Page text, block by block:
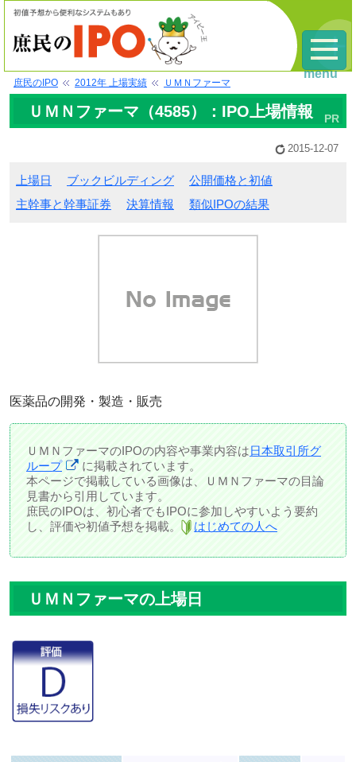
庶民のIPO 2012年 上場実績 ＵＭＮファーマ
ＵＭＮファーマ（4585）：IPO上場情報
2015-12-07
上場日 ブックビルディング
公開価格と初値
主幹事と幹事証券
決算情報 類似IPOの結果
医薬品の開発・製造・販売
ＵＭＮファーマのIPOの内容や事業内容は日本取引所グ
ループ
に掲載されています。
本ページで掲載している画像は、ＵＭＮファーマの目論
見書から引用しています。
庶民のIPOは、初心者でもIPOに参加しやすいよう要約
し、評価や初値予想を掲載。
はじめての人へ
ＵＭＮファーマの上場日
menu